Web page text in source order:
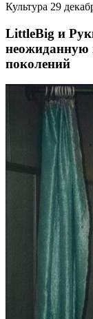
Культура 29
LittleBig и
неожиданную
поколений